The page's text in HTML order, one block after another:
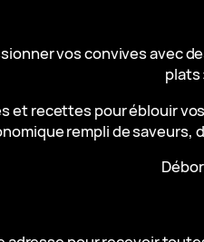
vos convives avec
plats
et recettes pour éblouir
rempli de saveurs,